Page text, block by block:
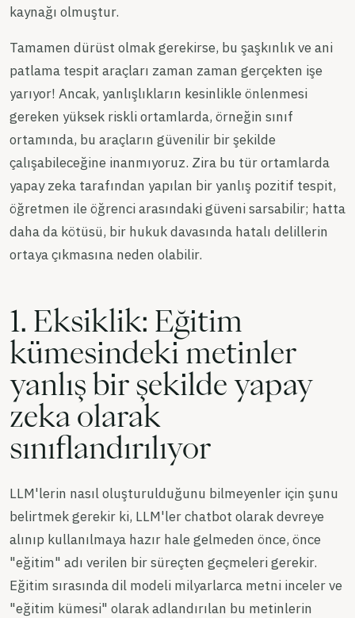
kaynağı olmuştur.
Tamamen dürüst olmak gerekirse, bu şaşkınlık ve ani
patlama tespit araçları zaman zaman gerçekten işe
yarıyor! Ancak, yanlışlıkların kesinlikle önlenmesi
gereken yüksek riskli ortamlarda, örneğin sınıf
ortamında, bu araçların güvenilir bir şekilde
çalışabileceğine inanmıyoruz. Zira bu tür ortamlarda
yapay zeka tarafından yapılan bir yanlış pozitif tespit,
öğretmen ile öğrenci arasındaki güveni sarsabilir; hatta
daha da kötüsü, bir hukuk davasında hatalı delillerin
ortaya çıkmasına neden olabilir.
1. Eksiklik: Eğitim
kümesindeki metinler
yanlış bir şekilde yapay
zeka olarak
sınıflandırılıyor
LLM'lerin nasıl oluşturulduğunu bilmeyenler için şunu
belirtmek gerekir ki, LLM'ler chatbot olarak devreye
alınıp kullanılmaya hazır hale gelmeden önce, önce
"eğitim" adı verilen bir süreçten geçmeleri gerekir.
Eğitim sırasında dil modeli milyarlarca metni inceler ve
"eğitim kümesi" olarak adlandırılan bu metinlerin